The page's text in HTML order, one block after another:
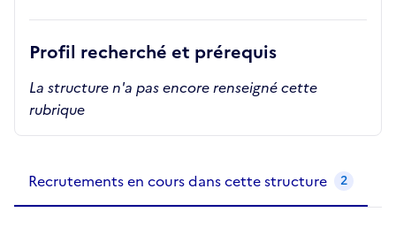
Profil recherché et prérequis
La structure n'a pas encore renseigné cette
rubrique
Recrutements en cours dans cette structure 2